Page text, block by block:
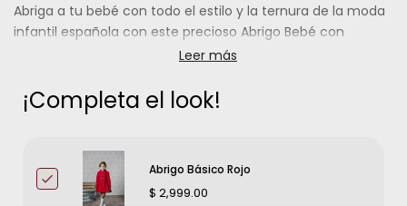
Abriga a tu bebé con todo el estilo y la ternura de la moda
infantil española con este precioso Abrigo Bebé con
Capota en color arena, de la reconocida marca MARTA Y
para los primeros inviernos de los más pequeños y para
esas ocasiones que merecen una prenda especial.
Como se muestra en la imagen, este encantador conjunto
incluye el abrigo y su capota a juego, confeccionados en
un suave tejido tipo paño en delicado tono arena (beige
Leer más
¡Completa el look!
Abrigo Básico Rojo
$ 2,999.00